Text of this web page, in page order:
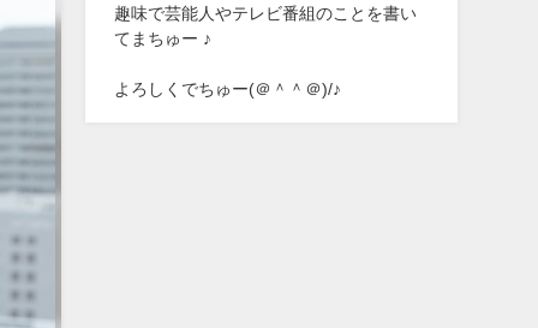
趣味で芸能人やテレビ番組のことを書い
てまちゅー ♪
よろしくでちゅー(＠＾＾＠)/♪